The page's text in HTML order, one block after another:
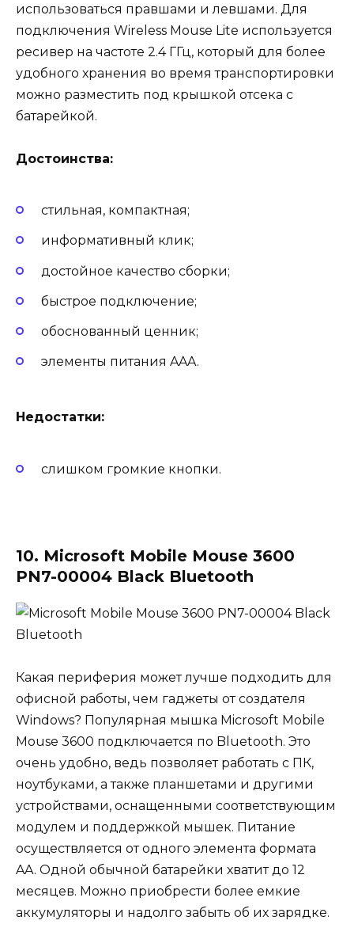
использоваться правшами и левшами. Для
подключения Wireless Mouse Lite используется
ресивер на частоте 2.4 ГГц, который для более
удобного хранения во время транспортировки
можно разместить под крышкой отсека с
батарейкой.
Достоинства:
стильная, компактная;
информативный клик;
достойное качество сборки;
быстрое подключение;
обоснованный ценник;
элементы питания AAA.
Недостатки:
слишком громкие кнопки.
10. Microsoft Mobile Mouse 3600
PN7-00004 Black Bluetooth
Какая периферия может лучше подходить для
офисной работы, чем гаджеты от создателя
Windows? Популярная мышка Microsoft Mobile
Mouse 3600 подключается по Bluetooth. Это
очень удобно, ведь позволяет работать с ПК,
ноутбуками, а также планшетами и другими
устройствами, оснащенными соответствующим
модулем и поддержкой мышек. Питание
осуществляется от одного элемента формата
AA. Одной обычной батарейки хватит до 12
месяцев. Можно приобрести более емкие
аккумуляторы и надолго забыть об их зарядке.